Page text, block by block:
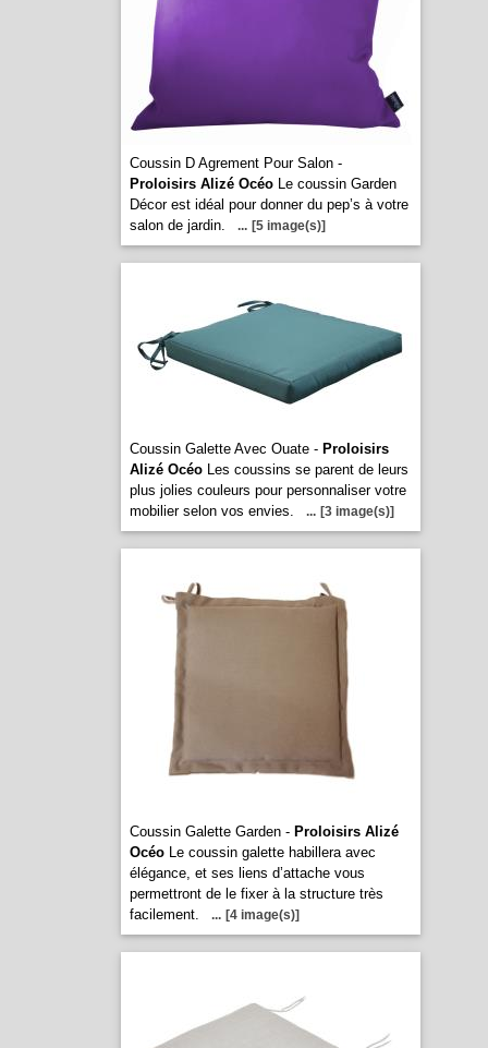
Coussin D Agrement Pour Salon -
Proloisirs Alizé OcéoLe coussin Garden
Décor est idéal pour donner du pep’s à votre
salon de jardin.
... [5 image(s)]
Coussin Galette Avec Ouate - Proloisirs
Alizé OcéoLes coussins se parent de leurs
plus jolies couleurs pour personnaliser votre
mobilier selon vos envies.
... [3 image(s)]
Coussin Galette Garden - Proloisirs Alizé
OcéoLe coussin galette habillera avec
élégance, et ses liens d’attache vous
permettront de le fixer à la structure très
facilement.
... [4 image(s)]